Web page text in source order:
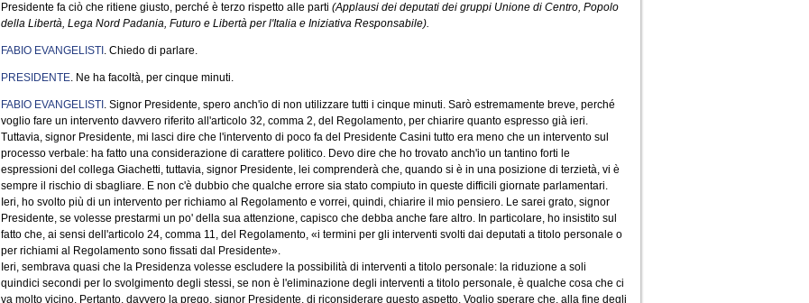
Presidente fa ciò che ritiene giusto, perché è terzo rispetto alle parti (Applausi dei deputati dei gruppi Unione di Centro, Popolo
della Libertà, Lega Nord Padania, Futuro e Libertà per l'Italia e Iniziativa Responsabile).
FABIO EVANGELISTI . Chiedo di parlare.
PRESIDENTE. Ne ha facoltà, per cinque minuti.
FABIO EVANGELISTI . Signor Presidente, spero anch'io di non utilizzare tutti i cinque minuti. Sarò estremamente breve, perché
voglio fare un intervento davvero riferito all'articolo 32, comma 2, del Regolamento, per chiarire quanto espresso già ieri.
Tuttavia, signor Presidente, mi lasci dire che l'intervento di poco fa del Presidente Casini tutto era meno che un intervento sul
processo verbale: ha fatto una considerazione di carattere politico. Devo dire che ho trovato anch'io un tantino forti le
espressioni del collega Giachetti, tuttavia, signor Presidente, lei comprenderà che, quando si è in una posizione di terzietà, vi è
sempre il rischio di sbagliare. E non c'è dubbio che qualche errore sia stato compiuto in queste difficili giornate parlamentari.
Ieri, ho svolto più di un intervento per richiamo al Regolamento e vorrei, quindi, chiarire il mio pensiero. Le sarei grato, signor
Presidente, se volesse prestarmi un po' della sua attenzione, capisco che debba anche fare altro. In particolare, ho insistito sul
fatto che, ai sensi dell'articolo 24, comma 11, del Regolamento, «i termini per gli interventi svolti dai deputati a titolo personale o
per richiami al Regolamento sono fissati dal Presidente».
Ieri, sembrava quasi che la Presidenza volesse escludere la possibilità di interventi a titolo personale: la riduzione a soli
quindici secondi per lo svolgimento degli stessi, se non è l'eliminazione degli interventi a titolo personale, è qualche cosa che ci
va molto vicino. Pertanto, davvero la prego, signor Presidente, di riconsiderare questo aspetto. Voglio sperare che, alla fine degli